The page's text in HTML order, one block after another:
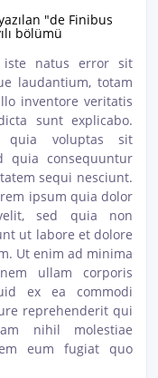
"de Finibus
bölümü
iste natus error sit
laudantium, totam
inventore veritatis
sunt explicabo.
quia voluptas sit
consequuntur
sequi nesciunt.
ipsum quia dolor
sed quia non
ut labore et dolore
Ut enim ad minima
ullam corporis
ex ea commodi
reprehenderit qui
nihil molestiae
eum fugiat quo